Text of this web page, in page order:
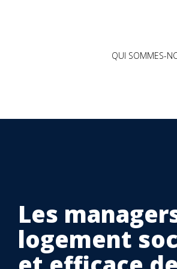
QUI SOMMES-
Les
logement